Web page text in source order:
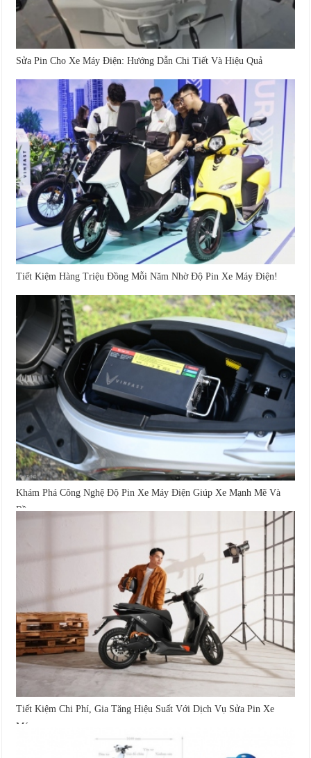
Sửa Pin Cho Xe Máy Điện: Hướng Dẫn Chi Tiết Và Hiệu Quả
Tiết Kiệm Hàng Triệu Đồng Mỗi Năm Nhờ Độ Pin Xe Máy Điện!
Khám Phá Công Nghệ Độ Pin Xe Máy Điện Giúp Xe Mạnh Mẽ Và
Bền...
Tiết Kiệm Chi Phí, Gia Tăng Hiệu Suất Với Dịch Vụ Sửa Pin Xe
Máy...